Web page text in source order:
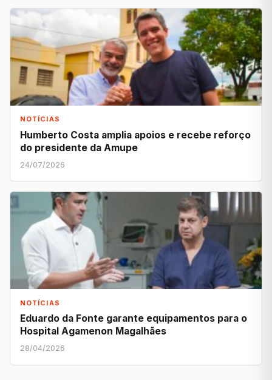
NOTÍCIAS
Humberto Costa amplia apoios e recebe reforço
do presidente da Amupe
24/07/2026
NOTÍCIAS
Eduardo da Fonte garante equipamentos para o
Hospital Agamenon Magalhães
28/04/2026